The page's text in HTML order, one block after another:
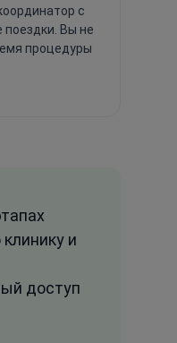
с
поездки. Вы не
процедуры
и
доступ